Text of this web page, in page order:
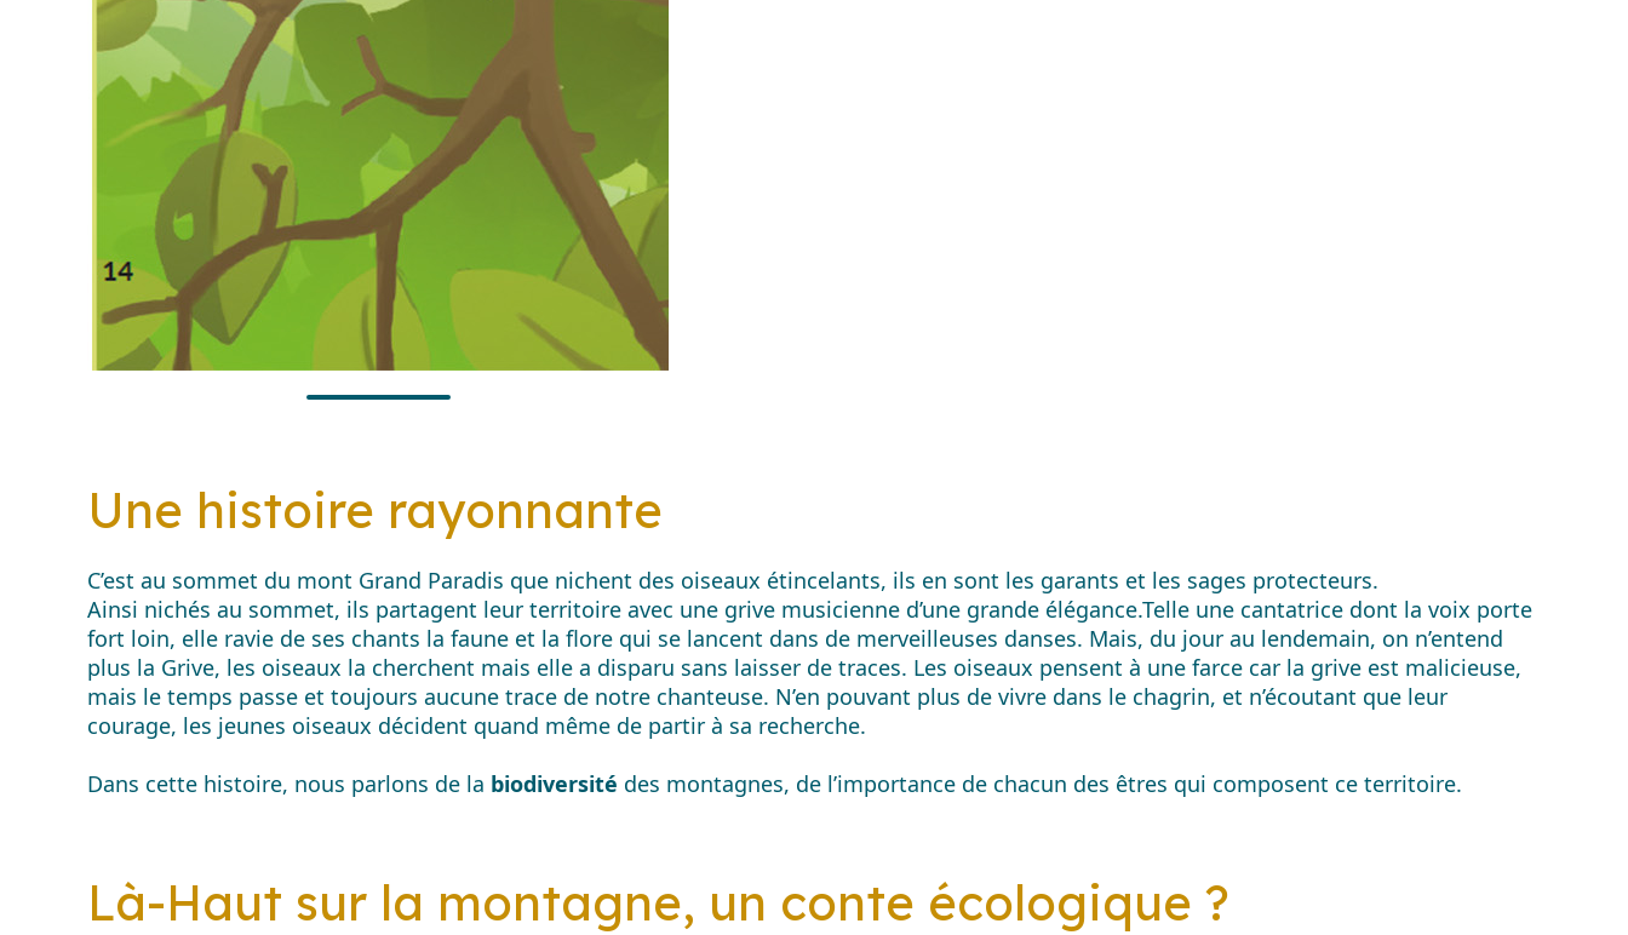
Une histoire rayonnante
C’est au sommet du mont Grand Paradis que nichent des oiseaux étincelants, ils en sont les garants et les sages protecteurs.
Ainsi nichés au sommet, ils partagent leur territoire avec une grive musicienne d’une grande élégance.Telle une cantatrice dont la voix porte
fort loin, elle ravie de ses chants la faune et la flore qui se lancent dans de merveilleuses danses. Mais, du jour au lendemain, on n’entend
plus la Grive, les oiseaux la cherchent mais elle a disparu sans laisser de traces. Les oiseaux pensent à une farce car la grive est malicieuse,
mais le temps passe et toujours aucune trace de notre chanteuse. N’en pouvant plus de vivre dans le chagrin, et n’écoutant que leur
courage, les jeunes oiseaux décident quand même de partir à sa recherche.
Dans cette histoire, nous parlons de la biodiversité des montagnes, de l’importance de chacun des êtres qui composent ce territoire.
Là-Haut sur la montagne, un conte écologique ?